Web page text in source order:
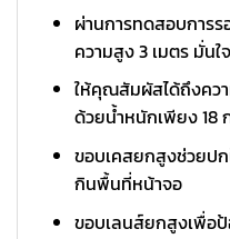
ผ่านการทดสอบการ
ความสูง 3 เมตร มั่นใ
ให้คุณสัมผัสได้ถึงคว
ด้วยน้ำหนักเพียง 18
ขอบเคสยกสูงช่วยปก
กินพื้นที่หน้าจอ
ขอบเลนส์ยกสูงเพื่อ